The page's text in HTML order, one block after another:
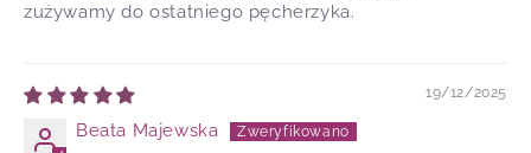
zużywamy do ostatniego pęcherzyka.
19/12/2025
Beata Majewska